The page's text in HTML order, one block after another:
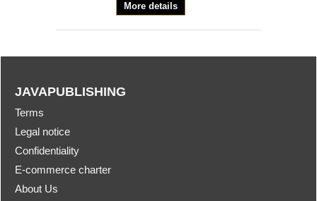
More details
JAVAPUBLISHING
Terms
Legal notice
Confidentiality
E-commerce charter
About Us